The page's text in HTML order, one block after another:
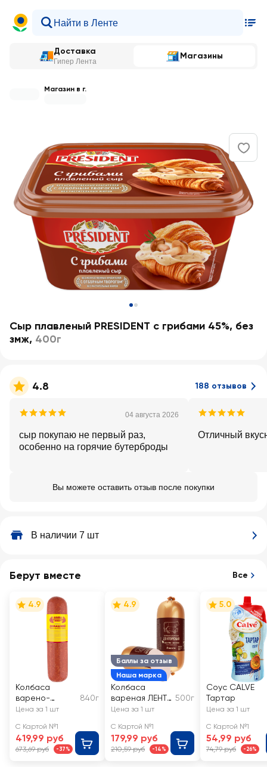
Доставка
Гипер Лента
Магазины
Магазин в г.
Сыр плавленый PRESIDENT с грибами 45%, без
змж, 400г
4.8 188 отзывов
04 августа 2026
сыр покупаю не первый раз,
особенно на горячие бутерброды
Отличный
Вы можете оставить отзыв после покупки
В наличии 7 шт
Берут вместе Все
4.9
Колбаса
варено-
копченая ПАПА
Сервелат
Домашний
840г
Цена за 1 шт
С Картой №1
419,99 руб
673,69 руб -37%
Баллы за отзыв
Наша марка
4.9
Колбаса
вареная ЛЕНТА
Докторская
500г
Цена за 1 шт
С Картой №1
179,99 руб
210,59 руб -14%
5.0
Соус CALVE
Тартар
Цена за 1 шт
С Картой №1
54,99 руб
74,79 руб -26%